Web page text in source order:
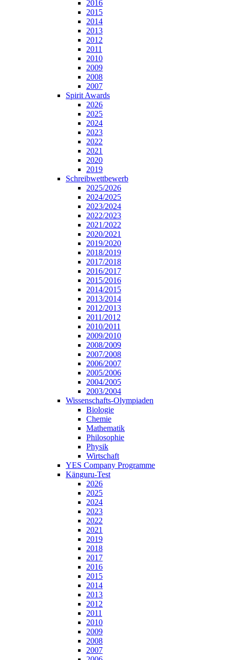
2016
2015
2014
2013
2012
2011
2010
2009
2008
2007
Spirit Awards
2026
2025
2024
2023
2022
2021
2020
2019
Schreibwettbewerb
2025/2026
2024/2025
2023/2024
2022/2023
2021/2022
2020/2021
2019/2020
2018/2019
2017/2018
2016/2017
2015/2016
2014/2015
2013/2014
2012/2013
2011/2012
2010/2011
2009/2010
2008/2009
2007/2008
2006/2007
2005/2006
2004/2005
2003/2004
Wissenschafts-Olympiaden
Biologie
Chemie
Mathematik
Philosophie
Physik
Wirtschaft
YES Company Programme
Känguru-Test
2026
2025
2024
2023
2022
2021
2019
2018
2017
2016
2015
2014
2013
2012
2011
2010
2009
2008
2007